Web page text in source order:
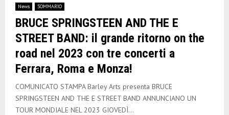
News SOMMARIO
BRUCE SPRINGSTEEN AND THE E
STREET BAND: il grande ritorno on the
road nel 2023 con tre concerti a
Ferrara, Roma e Monza!
COMUNICATO STAMPA Barley Arts presenta BRUCE
SPRINGSTEEN AND THE E STREET BAND ANNUNCIANO UN
TOUR MONDIALE NEL 2023 GIOVEDÌ...